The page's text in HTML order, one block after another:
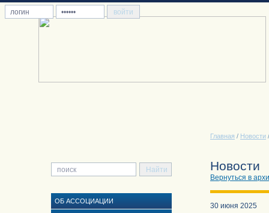
Главная / Новости
ОБ АССОЦИАЦИИ
Новости
Вернуться в
30 июня 2025